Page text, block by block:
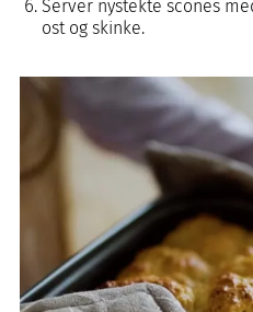
Server nystekte scones
ost og skinke.